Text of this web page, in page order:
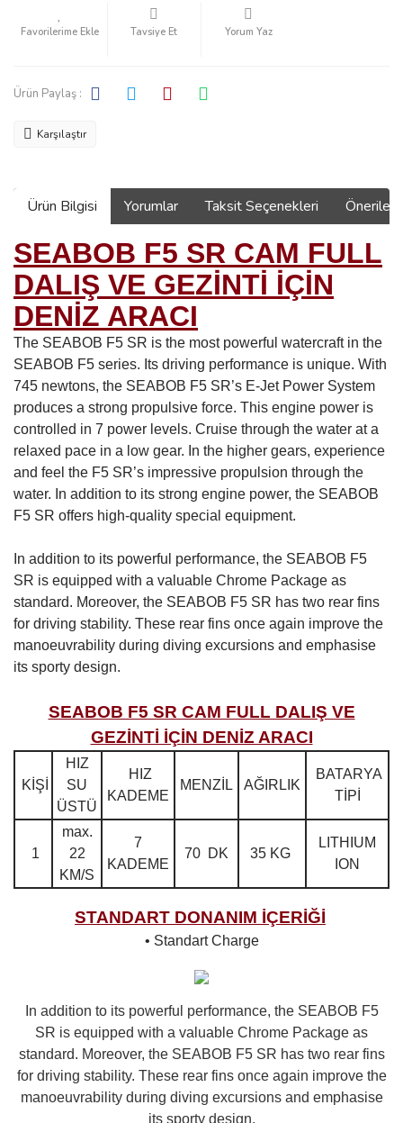
Tavsiye Et Yorum Yaz
Ürün Paylaş :
Karşılaştır
Ürün Bilgisi Yorumlar Taksit Seçenekleri
SEABOB F5 SR CAM FULL
DALIŞ VE GEZİNTİ İÇİN
DENİZ ARACI
The SEABOB F5 SR is the most powerful watercraft in the
SEABOB F5 series. Its driving performance is unique. With
745 newtons, the SEABOB F5 SR’s E-Jet Power System
produces a strong propulsive force. This engine power is
controlled in 7 power levels. Cruise through the water at a
relaxed pace in a low gear. In the higher gears, experience
and feel the F5 SR’s impressive propulsion through the
water. In addition to its strong engine power, the SEABOB
F5 SR offers high-quality special equipment.
In addition to its powerful performance, the SEABOB F5
SR is equipped with a valuable Chrome Package as
standard. Moreover, the SEABOB F5 SR has two rear fins
for driving stability. These rear fins once again improve the
manoeuvrability during diving excursions and emphasise
its sporty design.
SEABOB F5 SR CAM FULL DALIŞ VE
GEZİNTİ İÇİN DENİZ ARACI
KİŞİ
HIZ
SU
ÜSTÜ
HIZ
KADEME
MENZİL AĞIRLIK
BATARYA
TİPİ
1
max.
22
KM/S
7
KADEME
70 DK 35 KG
LITHIUM
ION
STANDART DONANIM İÇERİĞİ
• Standart Charge
In addition to its powerful performance, the SEABOB F5
SR is equipped with a valuable Chrome Package as
standard. Moreover, the SEABOB F5 SR has two rear fins
for driving stability. These rear fins once again improve the
manoeuvrability during diving excursions and emphasise
its sporty design.